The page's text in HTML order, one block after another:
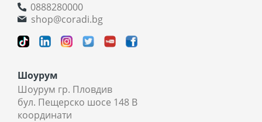
0888280000
shop@coradi.bg
Шоурум
Шоурум гр. Пловдив
бул. Пещерско шосе 148 В
координати